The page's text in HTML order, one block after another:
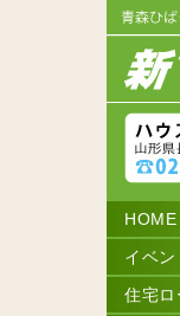
HOME
イベ
住宅ロ